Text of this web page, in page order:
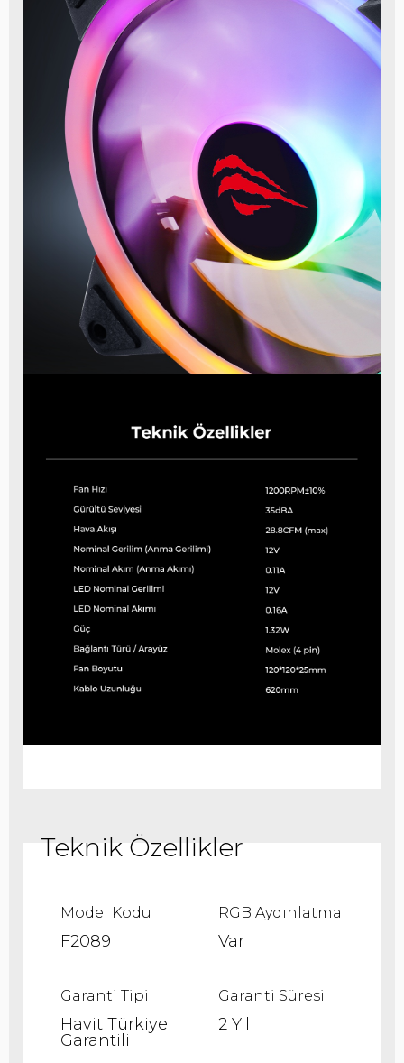
Model Kodu
F2089
RGB Aydınlatma
Var
Garanti Tipi
Havit Türkiye
Garantili
Garanti Süresi
2 Yıl